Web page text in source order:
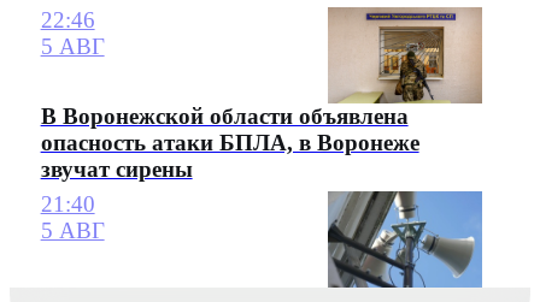
22:46
5 АВГ
В Воронежской области объявлена
опасность атаки БПЛА, в Воронеже
звучат сирены
21:40
5 АВГ